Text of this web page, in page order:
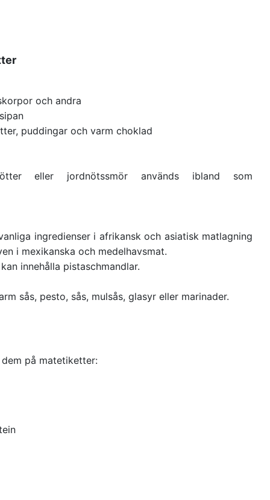
och andra
puddingar och varm choklad
eller jordnötssmör används ibland som
ingredienser i afrikansk och asiatisk matlagning
i mexikanska och medelhavsmat.
innehålla pistaschmandlar.
sås, pesto, sås, mulsås, glasyr eller marinader.
på matetiketter: